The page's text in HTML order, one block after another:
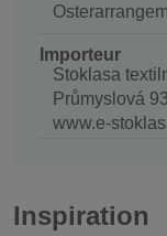
Importeur
Stoklasa
Průmyslová
www.e-
Inspiration